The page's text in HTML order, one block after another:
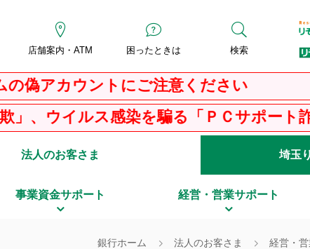
店舗案内・ATM 困ったときは 検索
ントにご注意ください
を騙る「ＰＣサポート詐欺」等にご注意
法人のお客さま 埼玉
事業資金サポート 経営・営業サポート
銀行ホーム 法人のお客さま 経営・